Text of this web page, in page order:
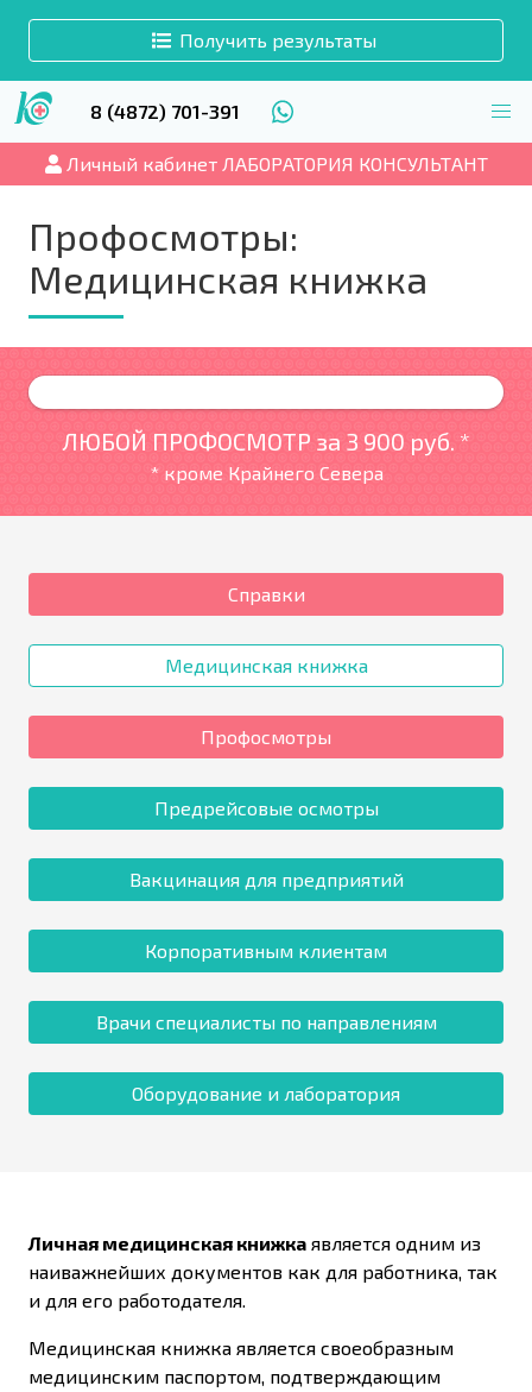
Получить результаты
8 (4872) 701-391
Личный кабинет ЛАБОРАТОРИЯ КОНСУЛЬТАНТ
Профосмотры:
Медицинская книжка
ЛЮБОЙ ПРОФОСМОТР за 3 900 руб. *
* кроме Крайнего Севера
Справки
Медицинская книжка
Профосмотры
Предрейсовые осмотры
Вакцинация для предприятий
Корпоративным клиентам
Врачи специалисты по направлениям
Оборудование и лаборатория
Личная медицинская книжка является одним из
наиважнейших документов как для работника, так
и для его работодателя.
Медицинская книжка является своеобразным
медицинским паспортом, подтверждающим